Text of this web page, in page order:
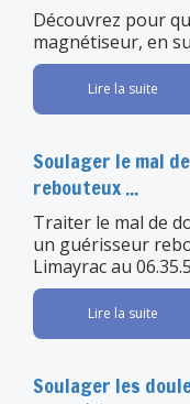
Découvrez pour
magnétiseur, en
Lire la suite
Soulager le mal
rebouteux ...
Traiter le mal de
un guérisseur
Limayrac au
Lire la suite
Soulager les